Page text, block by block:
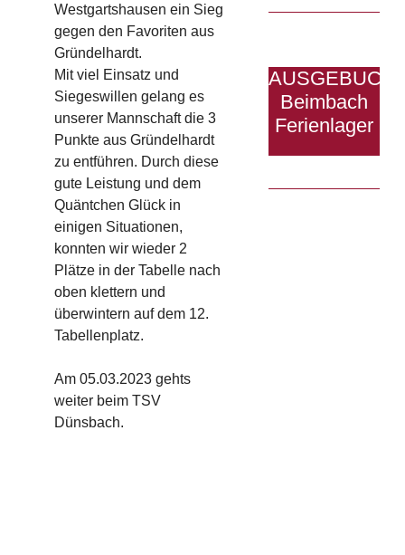
Westgartshausen ein Sieg
gegen den Favoriten aus
Gründelhardt.
Mit viel Einsatz und
Siegeswillen gelang es
unserer Mannschaft die 3
Punkte aus Gründelhardt
zu entführen. Durch diese
gute Leistung und dem
Quäntchen Glück in
einigen Situationen,
konnten wir wieder 2
Plätze in der Tabelle nach
oben klettern und
überwintern auf dem 12.
Tabellenplatz.
Am 05.03.2023 gehts
weiter beim TSV
Dünsbach.
Beimbach
Ferienlager